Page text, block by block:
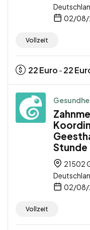
02/08/
Vollzeit
22Euro - 22
Stunde
21502
02/08/
Vollzeit